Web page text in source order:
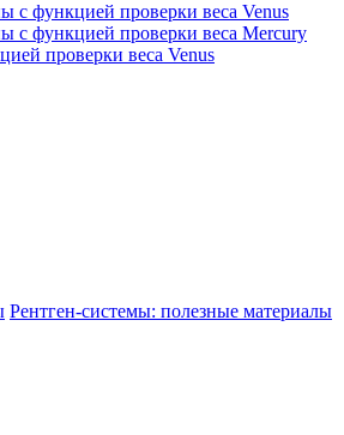
с функцией проверки веса Venus
с функцией проверки веса Mercury
проверки веса Venus
Рентген-системы: полезные материалы